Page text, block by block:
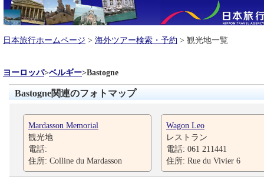
日本旅行ホームページ > 海外ツアー検索・予約 > 観光地一覧
ヨーロッパ>ベルギー>Bastogne
Bastogne関連のフォトマップ
Mardasson Memorial
観光地
電話:
住所: Colline du Mardasson
Wagon Leo
レストラン
電話: 061 211441
住所: Rue du Vivier 6